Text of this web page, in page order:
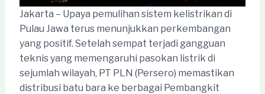
Jakarta – Upaya pemulihan sistem kelistrikan di
Pulau Jawa terus menunjukkan perkembangan
yang positif. Setelah sempat terjadi gangguan
teknis yang memengaruhi pasokan listrik di
sejumlah wilayah, PT PLN (Persero) memastikan
distribusi batu bara ke berbagai Pembangkit